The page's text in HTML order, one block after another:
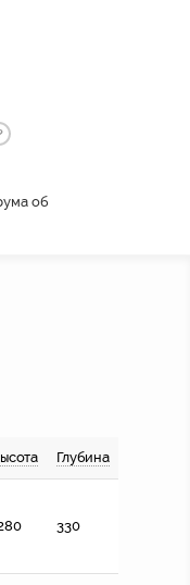
об
Глубина
330